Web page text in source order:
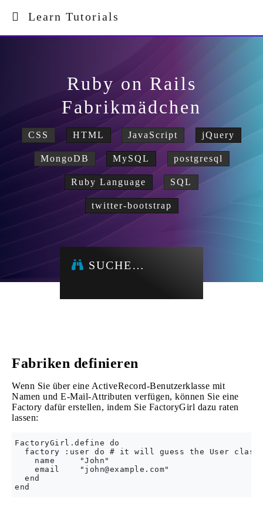
Learn Tutorials
Ruby on Rails
Fabrikmädchen
CSS HTML JavaScript jQuery
MongoDB MySQL postgresql
Ruby Language SQL
twitter-bootstrap
SUCHE…
Fabriken definieren
Wenn Sie über eine ActiveRecord-Benutzerklasse mit
Namen und E-Mail-Attributen verfügen, können Sie eine
Factory dafür erstellen, indem Sie FactoryGirl dazu raten
lassen:
FactoryGirl.define do
  factory :user do # it will guess the User class
    name     "John"
    email    "
john@example.com"
  end